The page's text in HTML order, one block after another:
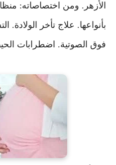
الأزهر. ومن اختصاصاته:
بأنواعها. علاج تأخر
فوق الصوتية. اضطرابات